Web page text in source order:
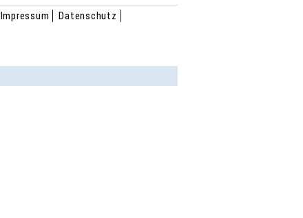
Impressum
Datenschutz